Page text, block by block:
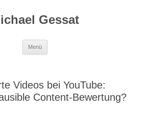
Gessat
Menü
Videos bei YouTube:
Content-Bewertung?